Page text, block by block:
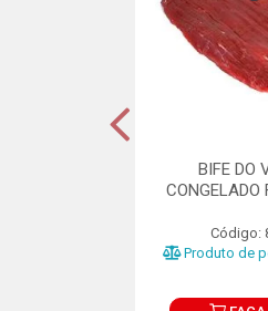
BIFE DO
CONGELADO
Código:
Produto de